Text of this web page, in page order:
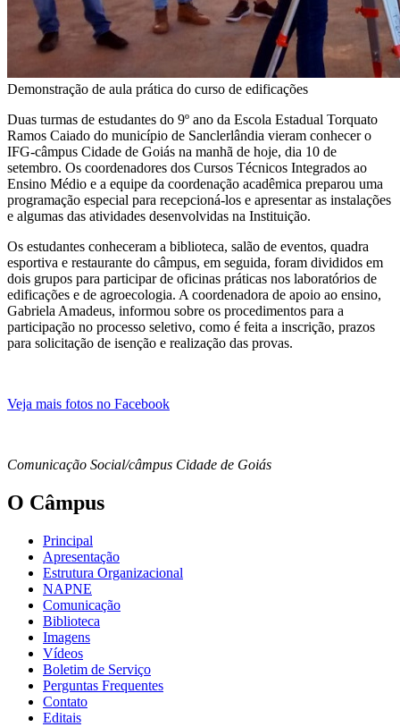
Demonstração de aula prática do curso de edificações
Duas turmas de estudantes do 9º ano da Escola Estadual Torquato
Ramos Caiado do município de Sanclerlândia vieram conhecer o
IFG-câmpus Cidade de Goiás na manhã de hoje, dia 10 de
setembro. Os coordenadores dos Cursos Técnicos Integrados ao
Ensino Médio e a equipe da coordenação acadêmica preparou uma
programação especial para recepcioná-los e apresentar as instalações
e algumas das atividades desenvolvidas na Instituição.
Os estudantes conheceram a biblioteca, salão de eventos, quadra
esportiva e restaurante do câmpus, em seguida, foram divididos em
dois grupos para participar de oficinas práticas nos laboratórios de
edificações e de agroecologia. A coordenadora de apoio ao ensino,
Gabriela Amadeus, informou sobre os procedimentos para a
participação no processo seletivo, como é feita a inscrição, prazos
para solicitação de isenção e realização das provas.
Veja mais fotos no Facebook
Comunicação Social/câmpus Cidade de Goiás
O Câmpus
Principal
Apresentação
Estrutura Organizacional
NAPNE
Comunicação
Biblioteca
Imagens
Vídeos
Boletim de Serviço
Perguntas Frequentes
Contato
Editais